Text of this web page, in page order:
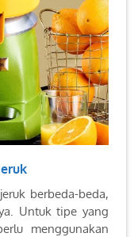
berbeda-beda,
Untuk tipe yang
menggunakan